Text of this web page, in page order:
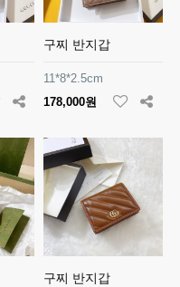
구찌 반지갑
11*8*2.5cm
178,000원
구찌 반지갑